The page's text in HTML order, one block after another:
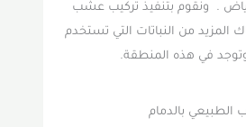
. ونقوم بتنفيذ تركيب عشب
المزيد من النباتات التي تستخدم
في هذه المنطقة.
الطبيعي بالدمام